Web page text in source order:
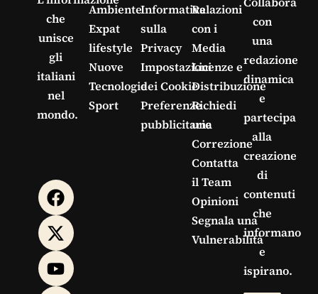
che
unisce
gli
italiani
nel
mondo.
Ambiente
Expat
lifestyle
Nuove
Tecnologie
Sport
Informativa
sulla
Privacy
Impostazioni
dei Cookie
Preferenze
pubblicitarie
Relazioni
con i
Media
Licenze e
Distribuzione
Richiedi
una
Correzione
Contatta
il Team
Opinioni
Segnala una
Vulnerabilità
con
una
redazione
dinamica
e
partecipa
alla
creazione
di
contenuti
che
informano
e
ispirano.